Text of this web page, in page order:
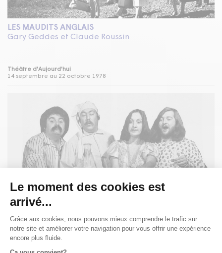
LES MAUDITS ANGLAIS
Gary Geddes et Claude Roussin
Théâtre d'Aujourd'hui
14 septembre au 22 octobre 1978
MÂMOURS ET CONJUGAT
Jean-Claude Germain
Théâtre d'Aujourd'hui
9 novembre au 17 décembre 1978